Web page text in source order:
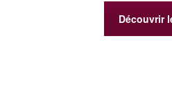
Découvrir